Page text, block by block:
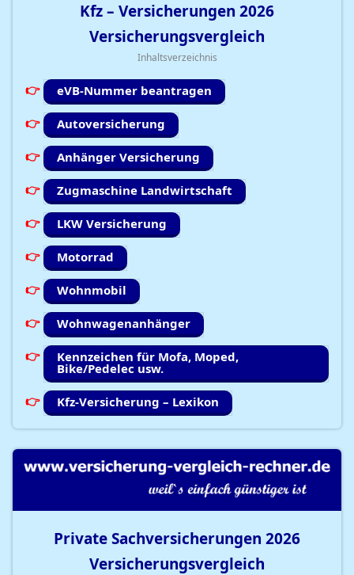
Kfz – Versicherungen 2026
Versicherungsvergleich
Inhaltsverzeichnis
eVB-Nummer beantragen
Autoversicherung
Anhänger Versicherung
Zugmaschine Landwirtschaft
LKW Versicherung
Motorrad
Wohnmobil
Wohnwagenanhänger
Kennzeichen für Mofa, Moped,
Bike/Pedelec usw.
Kfz-Versicherung – Lexikon
Private Sachversicherungen 2026
Versicherungsvergleich